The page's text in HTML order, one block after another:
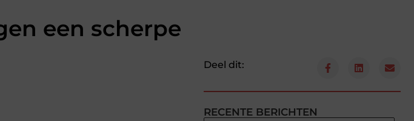
een scherpe
Deel dit:
RECENTE BERICHTEN